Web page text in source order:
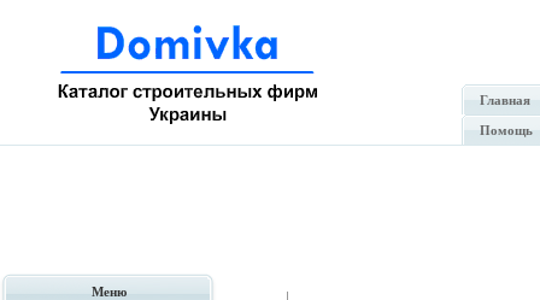
Главная
Помощь
Меню